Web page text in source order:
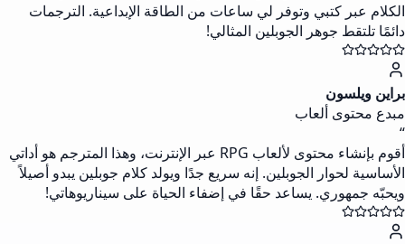
الكلام عبر كتبي وتوفر لي ساعات من الطاقة الإبداعية. الترجمات
دائمًا تلتقط جوهر الجوبلين المثالي!
براين ويلسون
مبدع محتوى ألعاب
“
أقوم بإنشاء محتوى لألعاب RPG عبر الإنترنت، وهذا المترجم هو أداتي
الأساسية لحوار الجوبلين. إنه سريع جدًا ويولد كلام جوبلين يبدو أصيلاً
ويحبّه جمهوري. يساعد حقًا في إضفاء الحياة على سيناريوهاتي!